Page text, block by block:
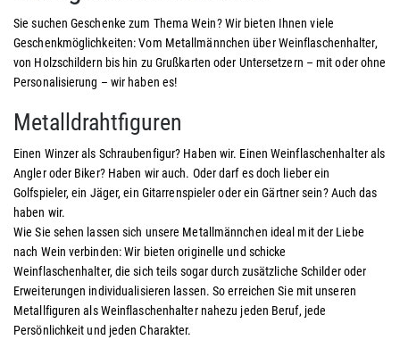
Sie suchen Geschenke zum Thema Wein? Wir bieten Ihnen viele
Geschenkmöglichkeiten: Vom Metallmännchen über Weinflaschenhalter,
von Holzschildern bis hin zu Grußkarten oder Untersetzern – mit oder ohne
Personalisierung – wir haben es!
Metalldrahtfiguren
Einen Winzer als Schraubenfigur? Haben wir. Einen Weinflaschenhalter als
Angler oder Biker? Haben wir auch. Oder darf es doch lieber ein
Golfspieler, ein Jäger, ein Gitarrenspieler oder ein Gärtner sein? Auch das
haben wir.
Wie Sie sehen lassen sich unsere Metallmännchen ideal mit der Liebe
nach Wein verbinden: Wir bieten originelle und schicke
Weinflaschenhalter, die sich teils sogar durch zusätzliche Schilder oder
Erweiterungen individualisieren lassen. So erreichen Sie mit unseren
Metallfiguren als Weinflaschenhalter nahezu jeden Beruf, jede
Persönlichkeit und jeden Charakter.